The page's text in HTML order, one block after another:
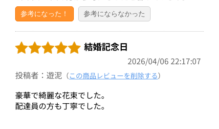
参考になった！ 参考にならなかった
結婚記念日
2026/04/06 22:17:07
投稿者：遊泥 （この商品レビューを削除する）
豪華で綺麗な花束でした。
配達員の方も丁寧でした。